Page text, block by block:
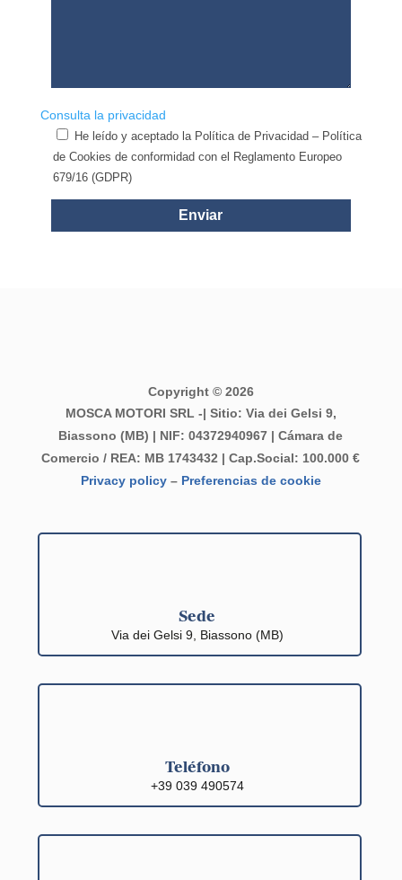
Consulta la privacidad
He leído y aceptado la Política de Privacidad – Política
de Cookies de conformidad con el Reglamento Europeo
679/16 (GDPR)
Enviar
Copyright © 2026
MOSCA MOTORI SRL -| Sitio: Via dei Gelsi 9,
Biassono (MB) | NIF: 04372940967 | Cámara de
Comercio / REA: MB 1743432 | Cap.Social: 100.000 €
Privacy policy– Preferencias de cookie
Sede
Via dei Gelsi 9, Biassono (MB)
Teléfono
+39 039 490574